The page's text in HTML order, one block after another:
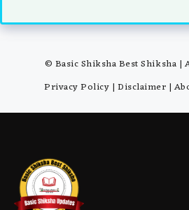
© Basic Shiksha Best Shiksha
Privacy Policy |Disclaimer |